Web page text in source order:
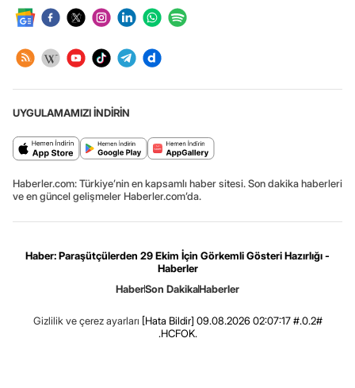
UYGULAMAMIZI İNDİRİN
Haberler.com: Türkiye’nin en kapsamlı haber sitesi. Son dakika haberleri
ve en güncel gelişmeler Haberler.com’da.
Haber: Paraşütçülerden 29 Ekim İçin Görkemli Gösteri Hazırlığı -
Haberler
HaberSon DakikaHaberler
Gizlilik ve çerez ayarları [Hata Bildir] 09.08.2026 02:07:17 #.0.2#
.HCFOK.